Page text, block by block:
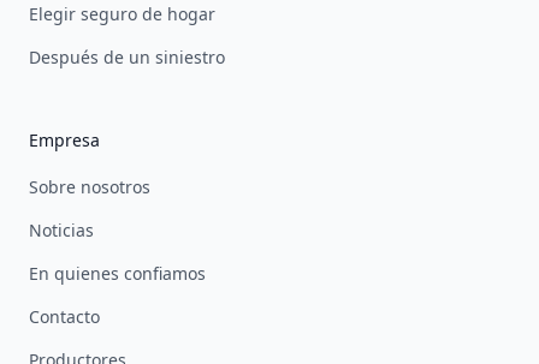
Elegir seguro de hogar
Después de un siniestro
Empresa
Sobre nosotros
Noticias
En quienes confiamos
Contacto
Productores